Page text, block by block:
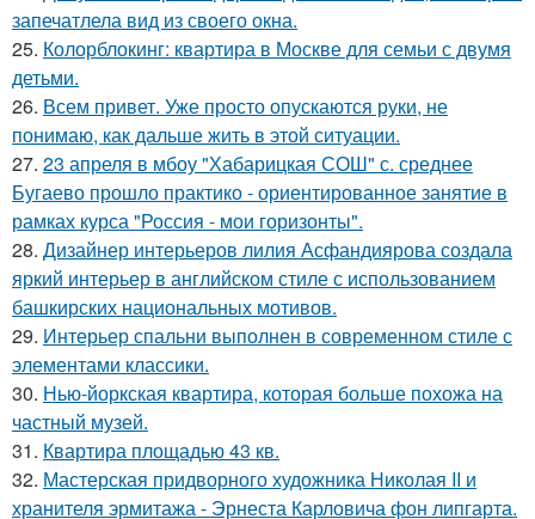
запечатлела вид из своего окна.
25. Колорблокинг: квартира в Москве для семьи с двумя
детьми.
26. Всем привет. Уже просто опускаются руки, не
понимаю, как дальше жить в этой ситуации.
27. 23 апреля в мбоу "Хабарицкая СОШ" с. среднее
Бугаево прошло практико - ориентированное занятие в
рамках курса "Россия - мои горизонты".
28. Дизайнер интерьеров лилия Асфандиярова создала
яркий интерьер в английском стиле с использованием
башкирских национальных мотивов.
29. Интерьер спальни выполнен в современном стиле с
элементами классики.
30. Нью-йоркская квартира, которая больше похожа на
частный музей.
31. Квартира площадью 43 кв.
32. Мастерская придворного художника Николая II и
хранителя эрмитажа - Эрнеста Карловича фон липгарта.